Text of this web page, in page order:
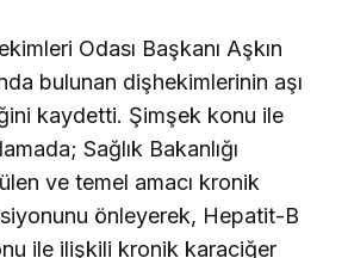
Odası Başkanı Aşkın
bulunan dişhekimlerinin aşı
kaydetti. Şimşek konu ile
Sağlık Bakanlığı
ve temel amacı kronik
önleyerek, Hepatit-B
ile ilişkili kronik karaciğer